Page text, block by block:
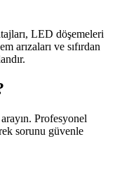
LED döşemeleri
arızaları ve sıfırdan
Profesyonel
sorunu güvenle